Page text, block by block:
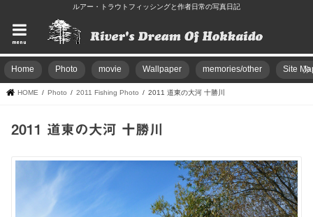
ルアー・トラウトフィッシングと作者日常の写真日記
menu
Home Photo movie Wallpaper memories/other Site
HOME Photo 2011 Fishing Photo 2011 道東の大河 十勝川
2011 道東の大河 十勝川